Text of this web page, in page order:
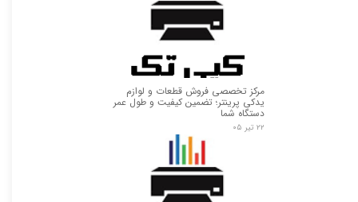
مرکز تخصصی فروش قطعات و لوازم
یدکی پرینتر؛ تضمین کیفیت و طول عمر
دستگاه شما
۲۲ تیر ۰۵